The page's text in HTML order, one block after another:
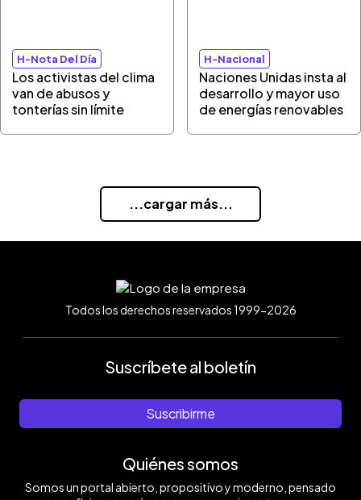
H-Nota Del Día
Los activistas del clima
van de abusos y
tonterías sin límite
H-Nacional
Naciones Unidas insta al
desarrollo y mayor uso
de energías renovables
...cargar más...
Todos los derechos reservados 1999-2026
Suscríbete al boletín
Suscribirme
Quiénes somos
Somos un portal abierto, propositivo y moderno, pensado